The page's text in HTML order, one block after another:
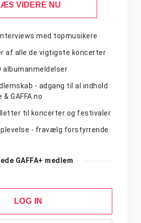
VIDERE NU
med topmusikere
af alle de vigtigste koncerter
albumanmeldelser
- adgang til al indhold
& GAFFA.no
til koncerter og festivaler
- fravælg forstyrrende
GAFFA+ medlem
LOG IN